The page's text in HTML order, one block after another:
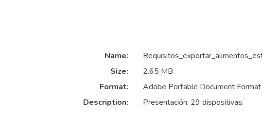
Name:
Size:
2.65 MB
Format:
Adobe Portable Document Format
Description:
Presentación: 29 dispositivas.